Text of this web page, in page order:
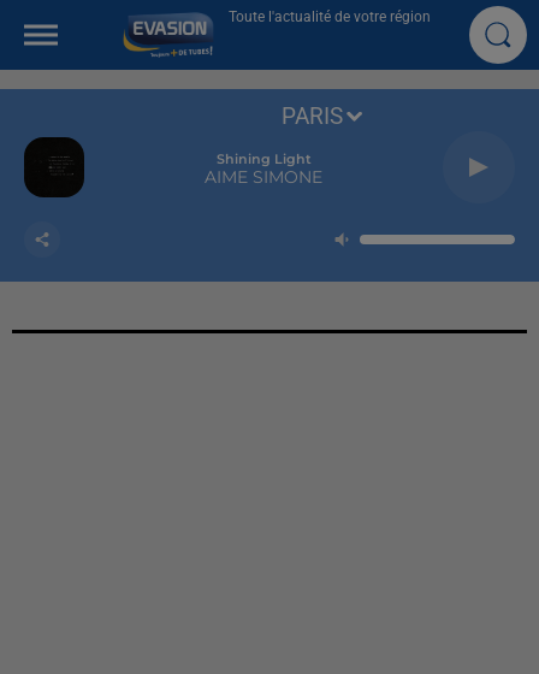
Toute l'actualité de votre région
Shining Light
AIME SIMONE
PARIS